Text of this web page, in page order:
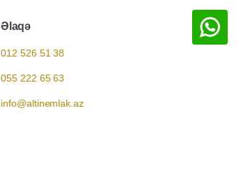
Əlaqə
012 526 51 38
055 222 65 63
info@altinemlak.az